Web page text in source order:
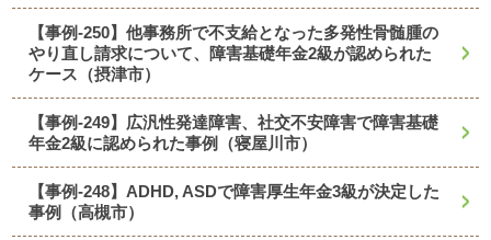
【事例-250】他事務所で不支給となった多発性骨髄腫の
やり直し請求について、障害基礎年金2級が認められた
ケース（摂津市）
【事例-249】広汎性発達障害、社交不安障害で障害基礎
年金2級に認められた事例（寝屋川市）
【事例-248】ADHD, ASDで障害厚生年金3級が決定した
事例（高槻市）